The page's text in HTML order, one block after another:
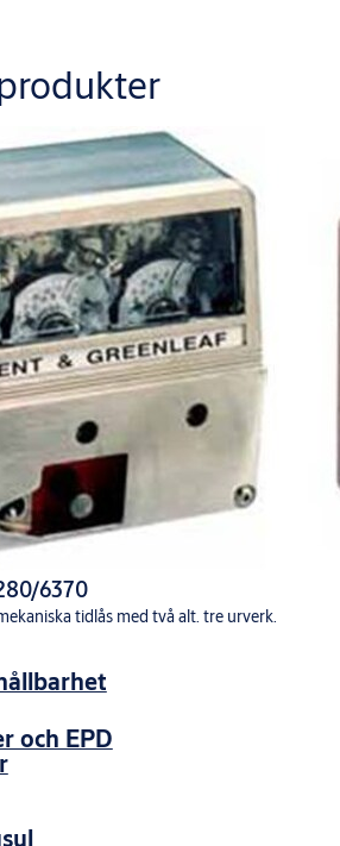
6370
tidlås med två alt. tre urverk.
och EPD